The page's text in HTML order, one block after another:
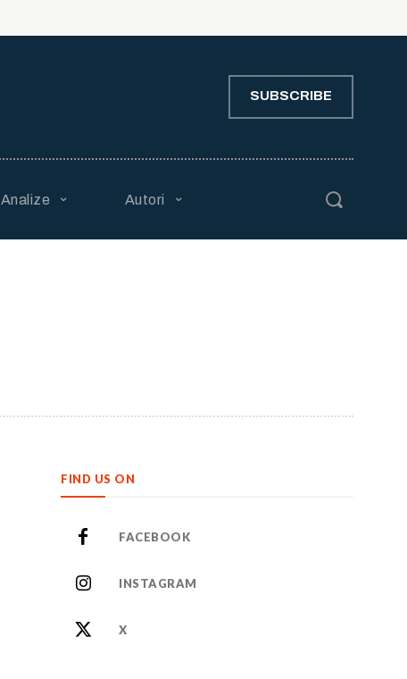
SUBSCRIBE
Analize Autori
FIND US ON
FACEBOOK
INSTAGRAM
X